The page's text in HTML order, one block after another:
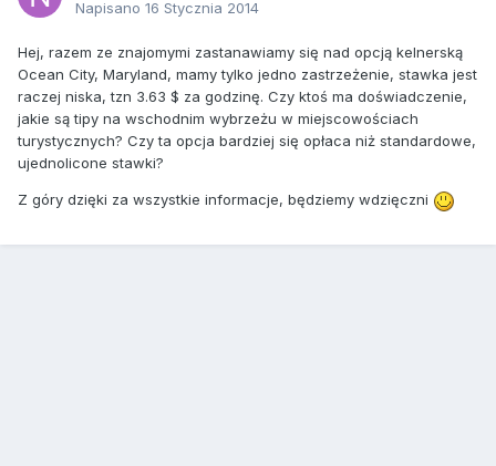
Napisano 16 Stycznia 2014
Hej, razem ze znajomymi zastanawiamy się nad opcją kelnerską
Ocean City, Maryland, mamy tylko jedno zastrzeżenie, stawka jest
raczej niska, tzn 3.63 $ za godzinę. Czy ktoś ma doświadczenie,
jakie są tipy na wschodnim wybrzeżu w miejscowościach
turystycznych? Czy ta opcja bardziej się opłaca niż standardowe,
ujednolicone stawki?
Z góry dzięki za wszystkie informacje, będziemy wdzięczni